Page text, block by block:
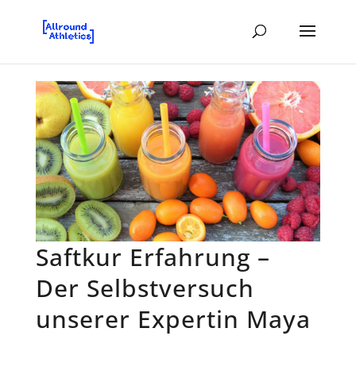
Saftkur Erfahrung –
Der Selbstversuch
unserer Expertin Maya